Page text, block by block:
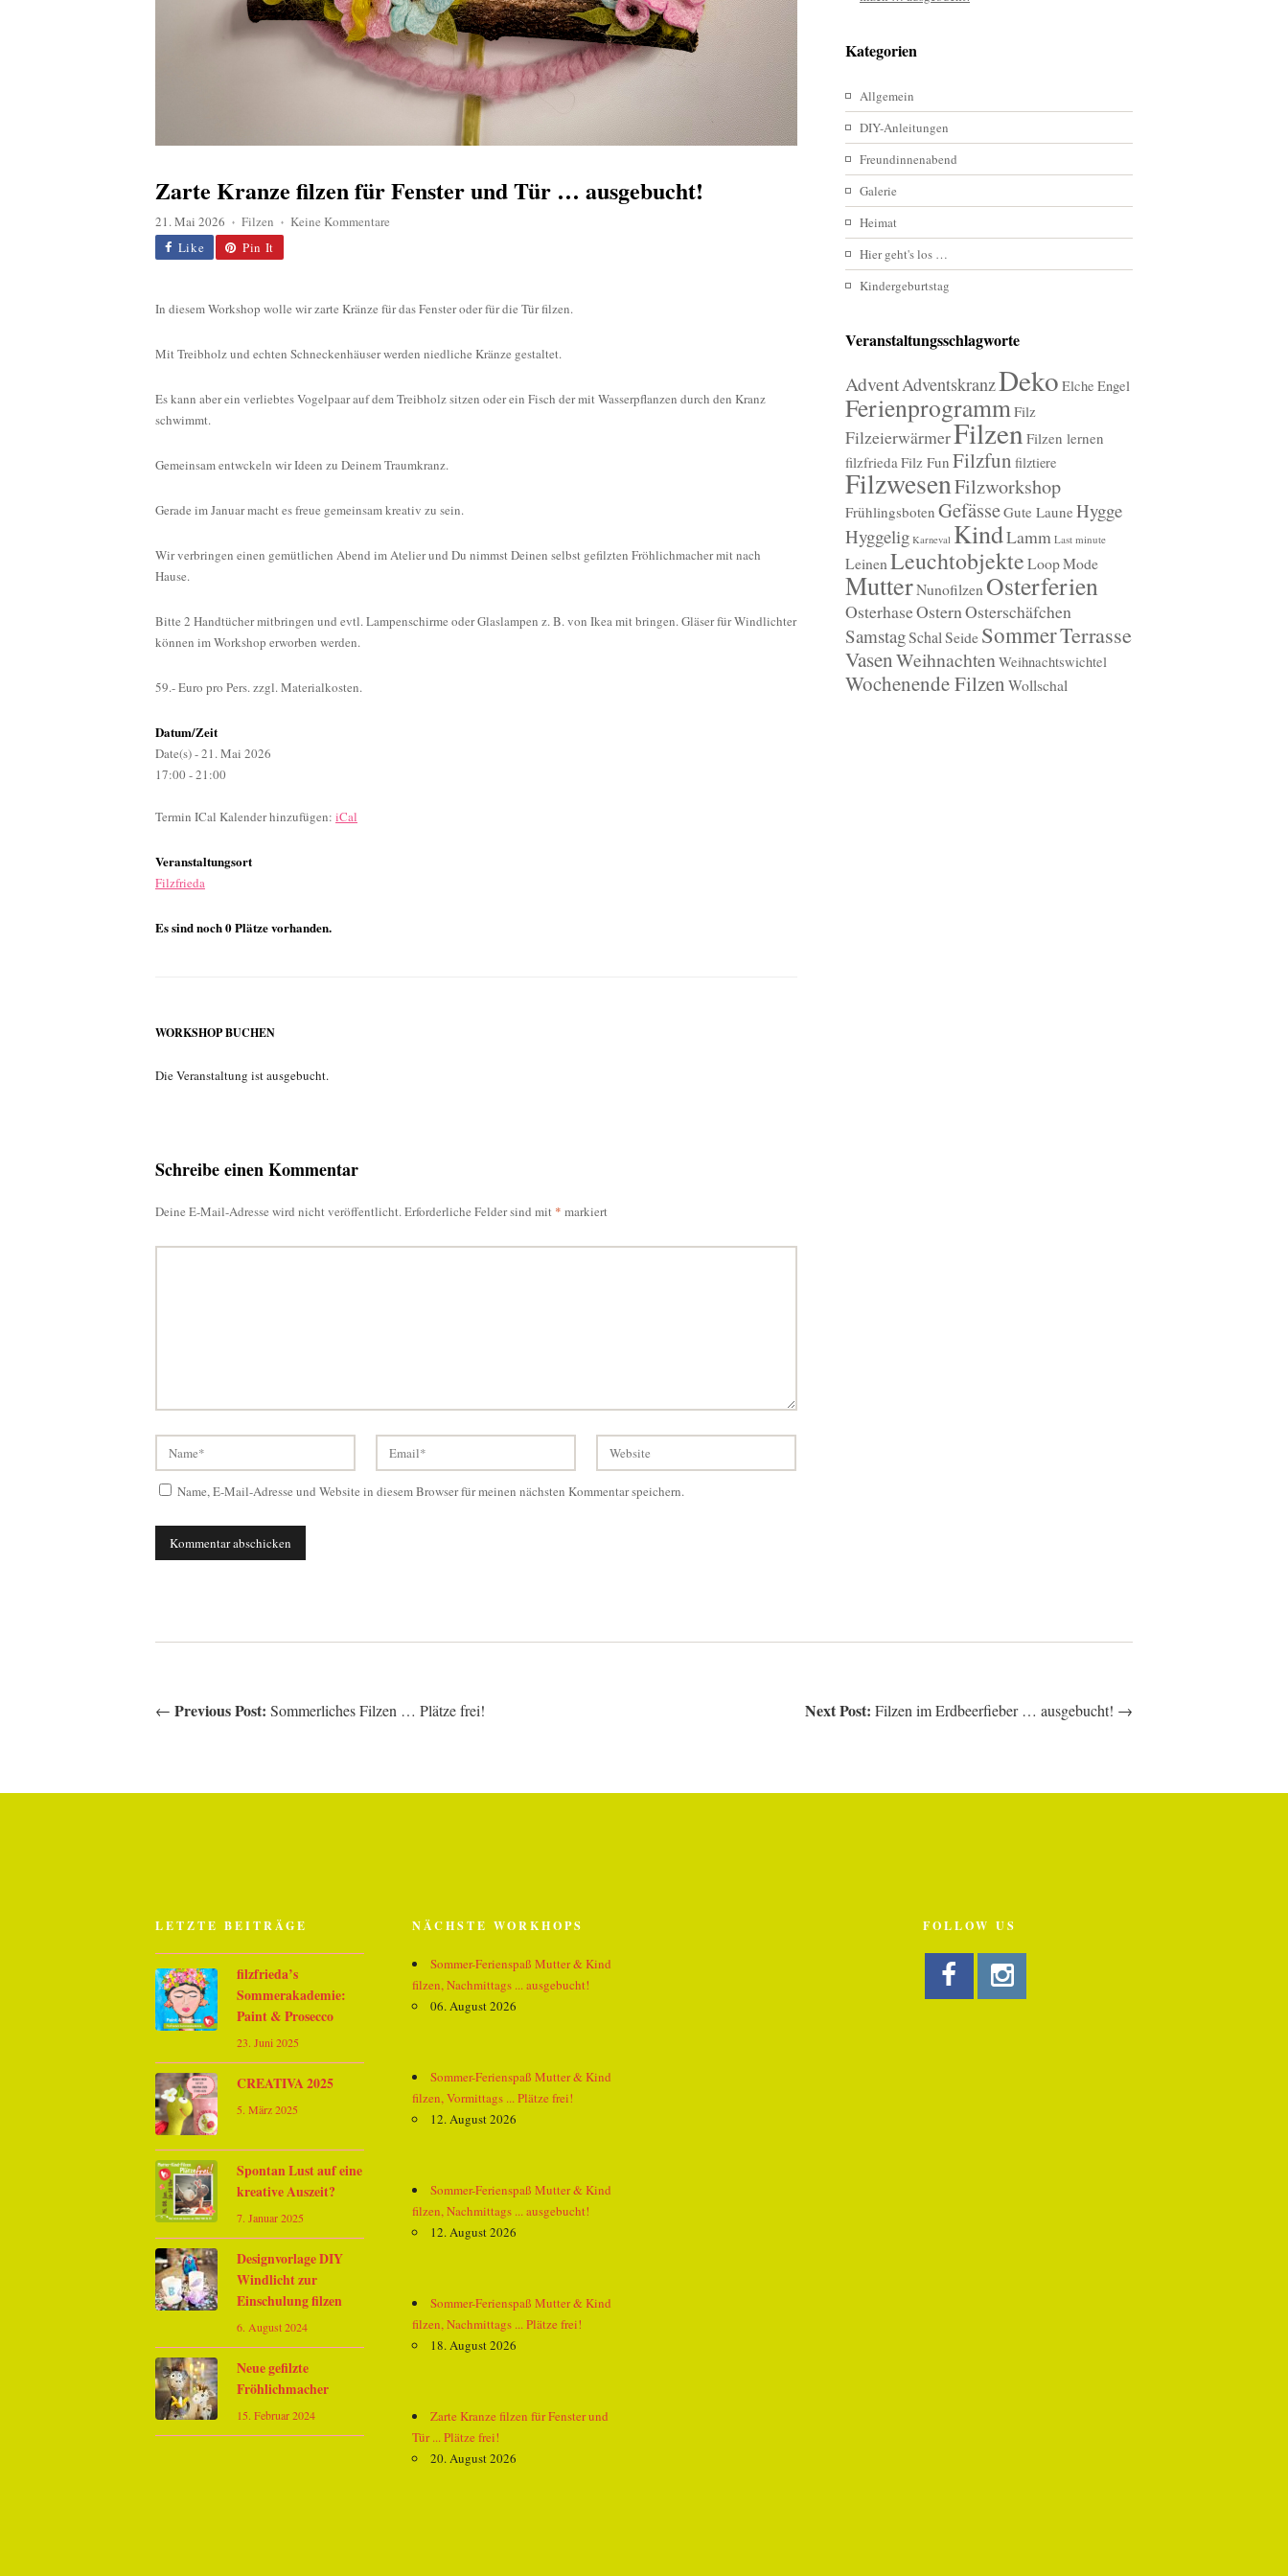
Zarte Kranze filzen für Fenster und Tür … ausgebucht!
21. Mai 2026 ♦ Filzen ♦ Keine Kommentare
für
und
Like Pin It
In diesem Workshop wolle wir zarte Kränze für das Fenster oder für die Tür filzen.
Mit Treibholz und echten Schneckenhäuser werden niedliche Kränze gestaltet.
Es kann aber ein verliebtes Vogelpaar auf dem Treibholz sitzen oder ein Fisch der mit Wasserpflanzen durch den Kranz
schwimmt.
Gemeinsam entwckeln wir Ideen zu Deinem Traumkranz.
Gerade im Januar macht es freue gemeinsam kreativ zu sein.
Wir verbringen einen gemütlichen Abend im Atelier und Du nimmst Deinen selbst gefilzten Fröhlichmacher mit nach
Hause.
Bitte 2 Handtücher mitbringen und evtl. Lampenschirme oder Glaslampen z. B.von Ikea mit bringen. Gläser für Windlichter
können im Workshop erworben werden.
59.- Euro pro Pers. zzgl. Materialkosten.
Datum/Zeit
Date(s) - 21. Mai 2026
17:00 - 21:00
Termin ICal Kalender hinzufügen: iCal
Veranstaltungsort
Filzfrieda
Es sind noch 0 Plätze vorhanden.
WORKSHOP BUCHEN
Die Veranstaltung ist ausgebucht.
Schreibe einen Kommentar
Deine E-Mail-Adresse wird nicht veröffentlicht.Erforderliche Felder sind mit * markiert
Name, E-Mail-Adresse und Website in diesem Browser für meinen nächsten Kommentar speichern.
Kategorien
Allgemein
DIY-Anleitungen
Freundinnenabend
Galerie
Heimat
Hier geht's los …
Kindergeburtstag
Veranstaltungsschlagworte
AdventAdventskranzDeko Elche Engel
FerienprogrammFilz
FilzeierwärmerFilzen Filzen lernen
filzfriedaFilz Fun Filzfun filztiere
FilzwesenFilzworkshop
Frühlingsboten GefässeGute Laune Hygge
Hyggelig Karneval KindLamm Last minute
LeinenLeuchtobjekteLoopMode
MutterNunofilzen Osterferien
OsterhaseOsternOsterschäfchen
SamstagSchalSeideSommerTerrasse
VasenWeihnachtenWeihnachtswichtel
Wochenende FilzenWollschal
Next Post: Filzen im Erdbeerfieber … ausgebucht! →
← Previous Post: Sommerliches Filzen … Plätze frei!
LETZTE BEITRÄGE
filzfrieda’s
Sommerakademie:
Paint & Prosecco
23. Juni 2025
CREATIVA 2025
5. März 2025
Spontan Lust auf eine
kreative Auszeit?
7. Januar 2025
Designvorlage DIY
Windlicht zur
Einschulung filzen
6. August 2024
Neue gefilzte
Fröhlichmacher
15. Februar 2024
NÄCHSTE WORKHOPS
Sommer-Ferienspaß Mutter & Kind
filzen, Nachmittags ... ausgebucht!
06. August 2026
Sommer-Ferienspaß Mutter & Kind
filzen, Vormittags ... Plätze frei!
12. August 2026
Sommer-Ferienspaß Mutter & Kind
filzen, Nachmittags ... ausgebucht!
12. August 2026
Sommer-Ferienspaß Mutter & Kind
filzen, Nachmittags ... Plätze frei!
18. August 2026
Zarte Kranze filzen für Fenster und
Tür ... Plätze frei!
20. August 2026
FOLLOW US